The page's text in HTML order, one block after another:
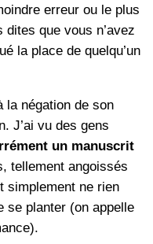
erreur ou le plus
que vous n’avez
la place de quelqu’un
la négation de son
J’ai vu des gens
un manuscrit
tellement angoissés
simplement ne rien
se planter (on appelle